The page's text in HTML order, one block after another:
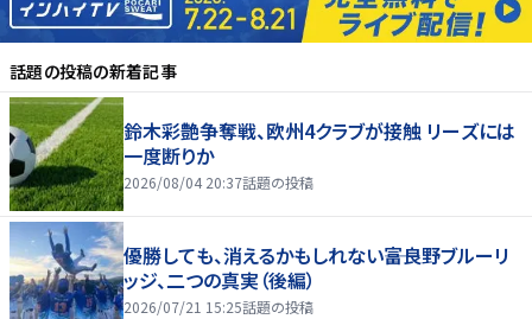
話題の投稿の新着記事
鈴木彩艶争奪戦、欧州4クラブが接触 リーズには
一度断りか
2026/08/04 20:37話題の投稿
優勝しても、消えるかもしれない――富良野ブルーリ
ッジ、二つの真実（後編）
2026/07/21 15:25話題の投稿